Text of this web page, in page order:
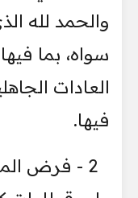
والحمد لله
سواه، بما
العادات
فيها.
2 - فرض